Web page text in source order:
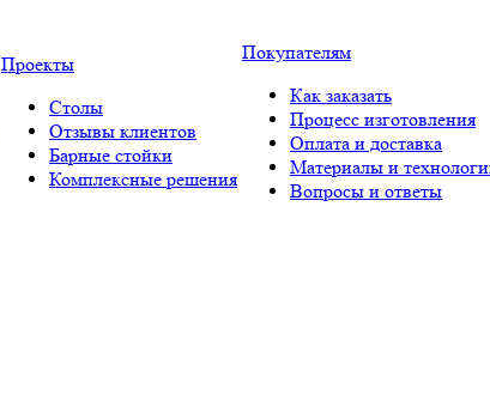
Проекты
Столы
Отзывы клиентов
Барные стойки
Комплексные решения
Покупателям
Как заказать
Процесс изготовления
Оплата и доставка
Материалы и
Вопросы и ответы